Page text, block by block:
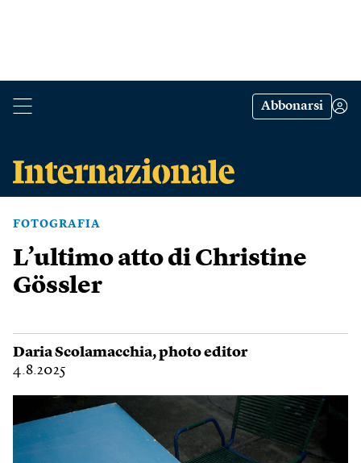
Abbonarsi
FOTOGRAFIA
L’ultimo atto di Christine
Gössler
Daria Scolamacchia, photo editor
4.8.2025